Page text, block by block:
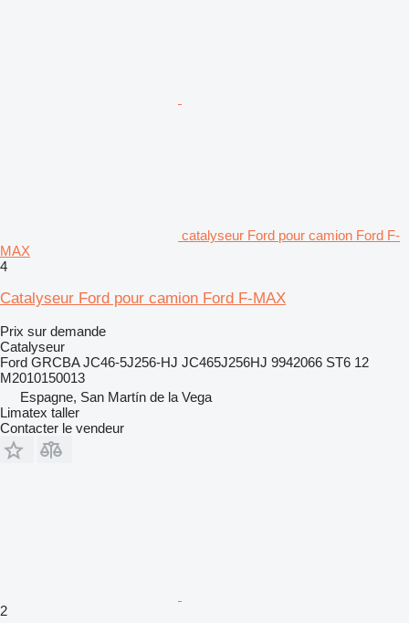
catalyseur Ford pour camion Ford F-
MAX
4
Catalyseur Ford pour camion Ford F-MAX
Prix sur demande
Catalyseur
Ford GRCBA JC46-5J256-HJ JC465J256HJ 9942066 ST6 12
M2010150013
Espagne, San Martín de la Vega
Limatex taller
Contacter le vendeur
2